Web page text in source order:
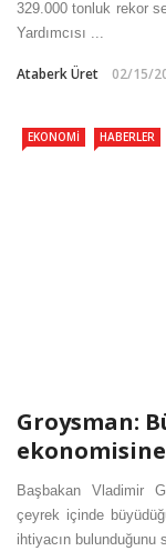
329.000 tonluk rekor
Yardımcısı ...
Ataberk Üret 02/15/
EKONOMI HABERLER
Groysman:
Başbakan Vladimir
çeyrek içinde
ihtiyacın bulunduğunu